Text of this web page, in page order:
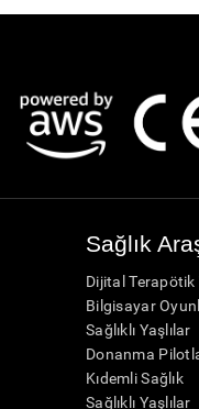
Sağlık
Dijital
Bilgisayar
Sağlıklı Yaşlılar
Donanma
Kıdemli Sağlık
Sağlıklı Yaşlılar